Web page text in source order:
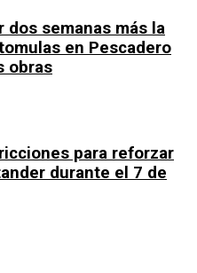
dos semanas más la
en Pescadero
obras
para reforzar
durante el 7 de